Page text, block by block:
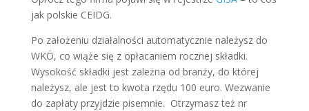
jak polskie CEIDG.
Po założeniu działalności automatycznie należysz do
WKÖ, co wiąże się z opłacaniem rocznej składki.
Wysokość składki jest zależna od branży, do której
należysz, ale jest to kwota rzędu 100 euro. Wezwanie
do zapłaty przyjdzie pisemnie. Otrzymasz też nr